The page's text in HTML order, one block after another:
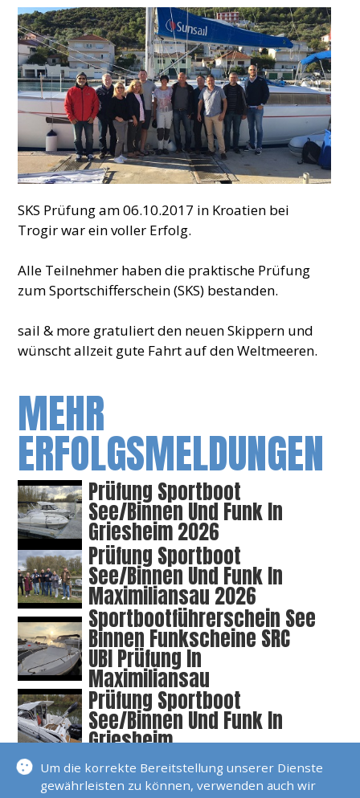
SKS Prüfung am 06.10.2017 in Kroatien bei
Trogir war ein voller Erfolg.
Alle Teilnehmer haben die praktische Prüfung
zum Sportschifferschein (SKS) bestanden.
sail & more gratuliert den neuen Skippern und
wünscht allzeit gute Fahrt auf den Weltmeeren.
MEHR
ERFOLGSMELDUNGEN
Prüfung Sportboot
See/Binnen Und Funk In
Griesheim 2026
Prüfung Sportboot
See/Binnen Und Funk In
Maximiliansau 2026
Sportbootführerschein See
Binnen Funkscheine SRC
UBI Prüfung In
Maximiliansau
Prüfung Sportboot
See/Binnen Und Funk In
Griesheim
SKS Prüfungstörn Trogir
Um die korrekte Bereitstellung unserer Dienste
gewährleisten zu können, verwenden auch wir